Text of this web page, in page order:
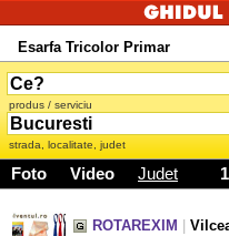
Esarfa Tricolor Primar
produs / serviciu
strada, localitate, judet
Foto Video Judet
ROTAREXIM